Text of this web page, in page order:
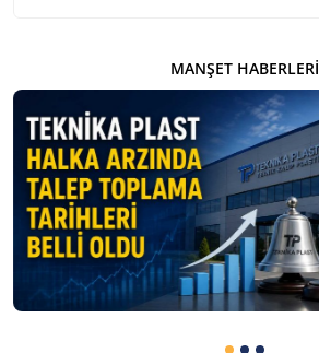
MANŞET HABERLERI